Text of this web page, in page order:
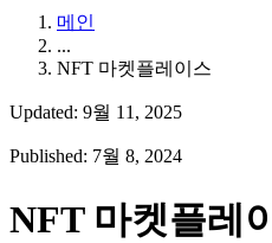
메인
...
NFT 마켓플레이스
Updated: 9월 11, 2025
Published: 7월 8, 2024
NFT 마켓플레